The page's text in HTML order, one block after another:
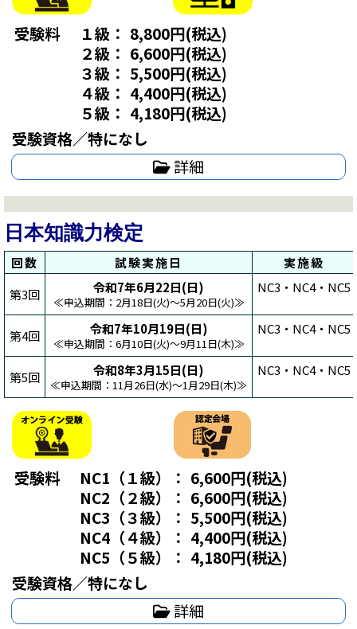
受験料 １級： 8,800円(税込)
２級： 6,600円(税込)
３級： 5,500円(税込)
４級： 4,400円(税込)
５級： 4,180円(税込)
受験資格／特になし
詳細
日本知識力検定
回数 試験実施日
実施級
第3回
令和7年6月22日(日)
≪申込期間：2月18日(火)～5月20日(火)≫
NC3・NC4・NC5
第4回 令和7年10月19日(日)
≪申込期間：6月10日(火)～9月11日(木)≫
NC3・NC4・NC5
第5回 令和8年3月15日(日)
≪申込期間：11月26日(水)～1月29日(木)≫
NC3・NC4・NC5
受験料 NC1（１級）： 6,600円(税込)
NC2（２級）： 6,600円(税込)
NC3（３級）： 5,500円(税込)
NC4（４級）： 4,400円(税込)
NC5（５級）： 4,180円(税込)
受験資格／特になし
詳細